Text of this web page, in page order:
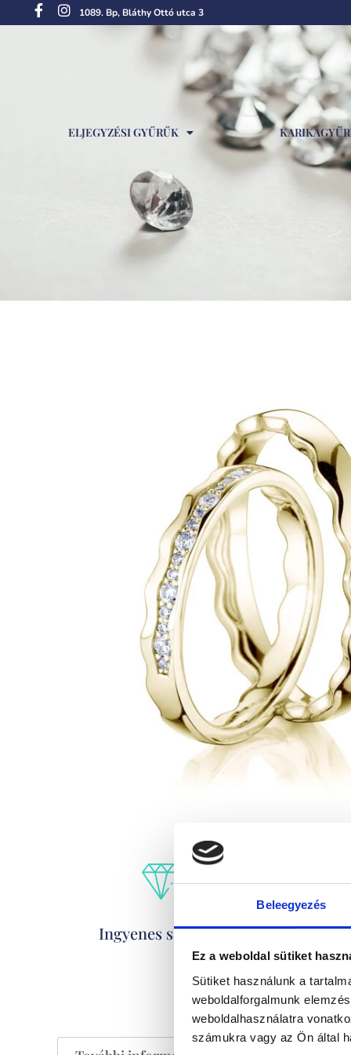
Beleegyezés
Ez a weboldal sütiket
Sütiket használunk a
weboldalforgalmunk
weboldalhasználatra
számukra vagy az Ön által
1089. Bp, Bláthy Ottó utca 3
ELJEGYZÉSI GYŰRŰK
Ingyenes szállítás